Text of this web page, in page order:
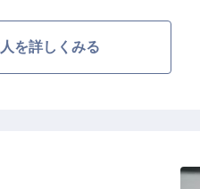
を詳しくみる